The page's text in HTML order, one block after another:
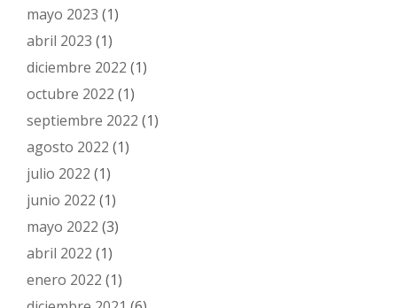
mayo 2023 (1)
abril 2023 (1)
diciembre 2022 (1)
octubre 2022 (1)
septiembre 2022 (1)
agosto 2022 (1)
julio 2022 (1)
junio 2022 (1)
mayo 2022 (3)
abril 2022 (1)
enero 2022 (1)